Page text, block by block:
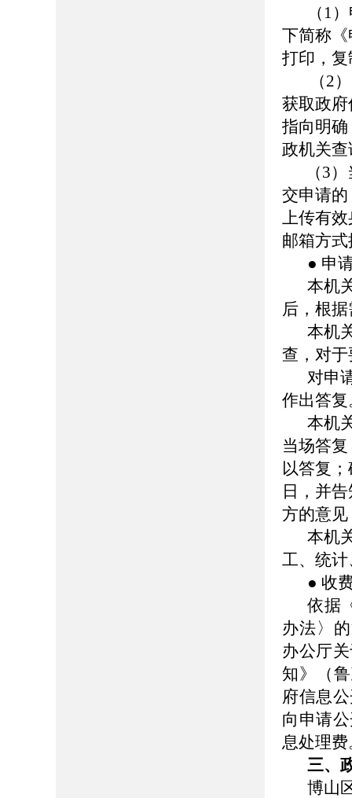
（1
下简称
打印，
（2）
获取政
指向明
政机关
（3）
交申请
上传有
邮箱方
● 申
本机
后，根
本机
查，对
对申
作出答复
本机
当场答
以答复
日，并
方的意
本机
工、统
● 收
依据
办法〉
办公厅
知》（
府信息
向申请
息处理费
三、
博山